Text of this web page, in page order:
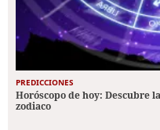
PREDICCIONES
Horóscopo de hoy: Descubre
zodiaco